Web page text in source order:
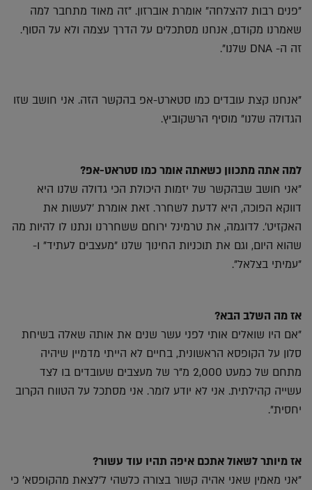
"פנים רבות להצלחה" אומרת אוברזון. "זה מאוד מתחבר למה
שאמרנו מקודם, אנחנו מסתכלים על הדרך עצמה ולא על הסוף.
זה ה- DNA שלנו".
"אנחנו קצת עובדים כמו סטארט-אפ בהקשר הזה. אני חושב שזו
הגדולה שלנו" מוסיף הרשקוביץ.
למה אתה מתכוון כשאתה אומר כמו סטראט-אפ?
"אני חושב שבהקשר של יזמות היכולת הכי גדולה שלנו היא
דווקא הפוכה, היא לדעת לשחרר. זאת אומרת 'לעשות את
האקזיט'. לדוגמה, את טרמינל ירוחם ששחררנו ונתנו לו להיות מה
שהוא היום, וגם את תוכניות החינוך שלנו "מעצבים לעתיד" ו-
"עמיתי בצלאל".
אז מה השלב הבא?
"אם היו שואלים אותי לפני עשר שנים את אותה שאלה בשיחת
סלון על הקופסא הראשונית, בחיים לא הייתי מדמיין שיהיה
מתחם של כמעט 2,000 מ"ר של מעצבים שעובדים בו לצד
עשייה קהילתית. אני לא יודע לומר. אני מסתכל על הטווח הקרוב
יחסית".
אז מיותר לשאול אתכם איפה תהיו עוד עשור?
"אני מאמין שאני אהיה קשור בצורה כלשהי ל'לצאת מהקופסא' כי